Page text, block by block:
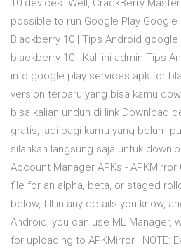
10 devices. Well, CrackBerry
possible to run Google Play Google
Blackberry 10 | Tips Android
blackberry 10-- Kali ini admin Tips
info google play services apk for
version terbaru yang bisa kamu
bisa kalian unduh di link Download
gratis, jadi bagi kamu yang belum
silahkan langsung saja untuk
Account Manager APKs - APKMirror
file for an alpha, beta, or staged
below, fill in any details you know,
Android, you can use ML Manager,
for uploading to APKMirror.. NOTE: